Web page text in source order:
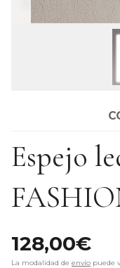
Espejo
128,00€
La modalidad de envío puede